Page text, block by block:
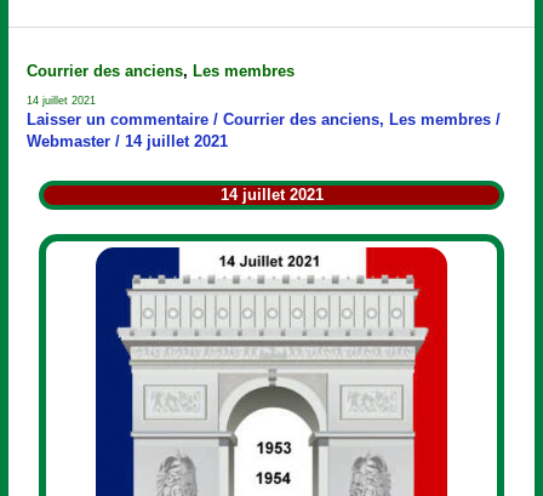
Courrier des anciens, Les membres
14 juillet 2021
Laisser un commentaire /Courrier des anciens, Les membres /
Webmaster/14 juillet 2021
14 juillet 2021
14
2021